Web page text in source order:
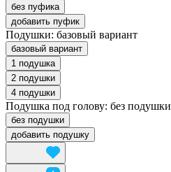
без пуфика
добавить пуфик
Подушки: базовый вариант
базовый вариант
1 подушка
2 подушки
4 подушки
Подушка под голову: без подушки
без подушки
добавить подушку